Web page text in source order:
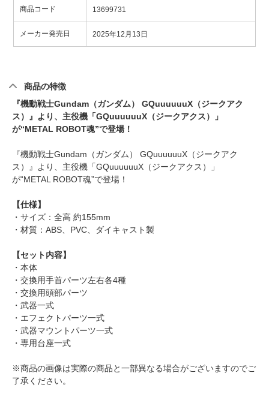
商品コード 13699731
メーカー発売日 2025年12月13日
商品の特徴
『機動戦士Gundam（ガンダム） GQuuuuuuX（ジークアク
ス）』より、主役機「GQuuuuuuX（ジークアクス）」
が“METAL ROBOT魂”で登場！
『機動戦士Gundam（ガンダム） GQuuuuuuX（ジークアク
ス）』より、主役機「GQuuuuuuX（ジークアクス）」
が“METAL ROBOT魂”で登場！
【仕様】
・サイズ：全高 約155mm
・材質：ABS、PVC、ダイキャスト製
【セット内容】
・本体
・交換用手首パーツ左右各4種
・交換用頭部パーツ
・武器一式
・エフェクトパーツ一式
・武器マウントパーツ一式
・専用台座一式
※商品の画像は実際の商品と一部異なる場合がございますのでご
了承ください。